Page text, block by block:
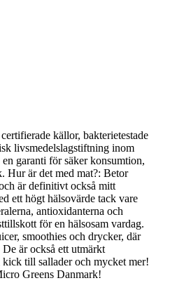
källor, bakterietestade
livsmedelslagstiftning inom
garanti för säker konsumtion,
Hur är det med mat?: Betor
är definitivt också mitt
ett högt hälsovärde tack vare
antioxidanterna och
för en hälsosam vardag.
smoothies och drycker, där
De är också ett utmärkt
till sallader och mycket mer!
Greens Danmark!